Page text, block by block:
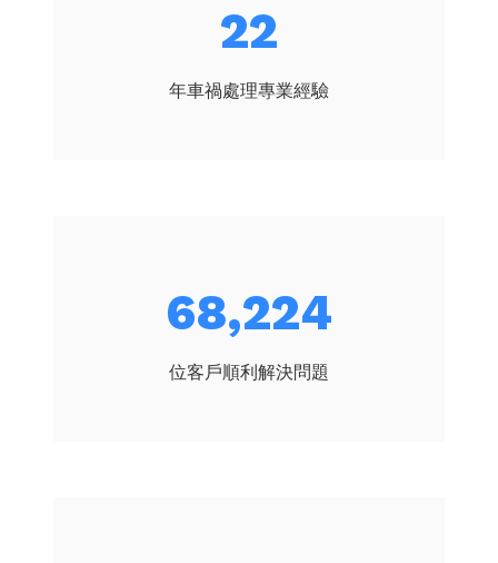
24
年車禍處理專業經驗
72,965
位客戶順利解決問題